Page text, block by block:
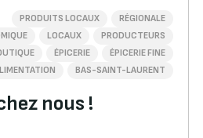
BAS-SAINT-LAURENT
ÉPICERIE ÉPICERIE FINE
LOCAUX PRODUCTEURS
PRODUITS LOCAUX RÉGIONALE
nous !